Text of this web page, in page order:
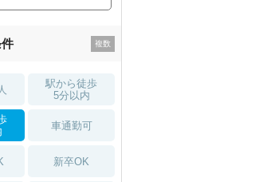
駅から徒歩
5分以内
車通勤可
新卒OK